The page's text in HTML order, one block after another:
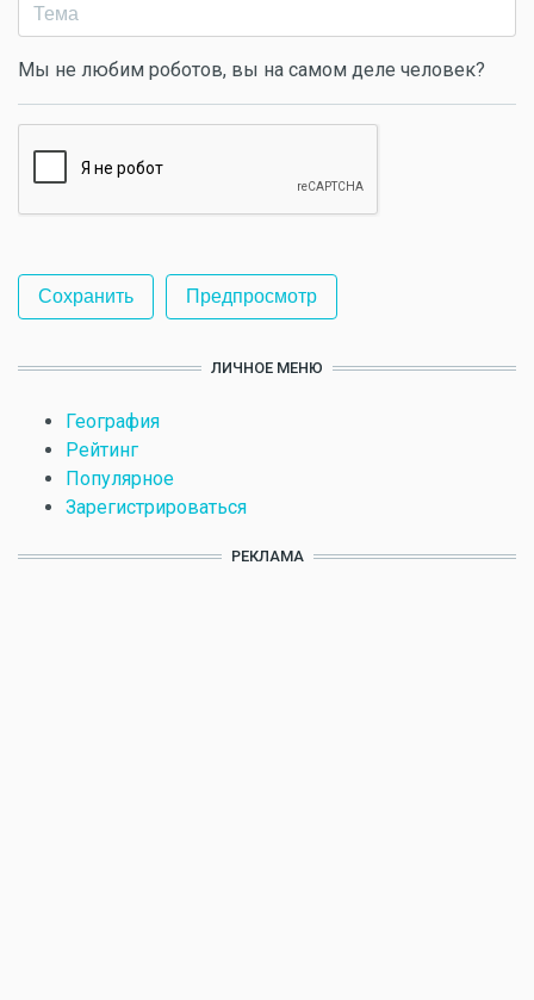
Мы не любим роботов, вы на самом деле человек?
ЛИЧНОЕ МЕНЮ
География
Рейтинг
Популярное
Зарегистрироваться
РЕКЛАМА